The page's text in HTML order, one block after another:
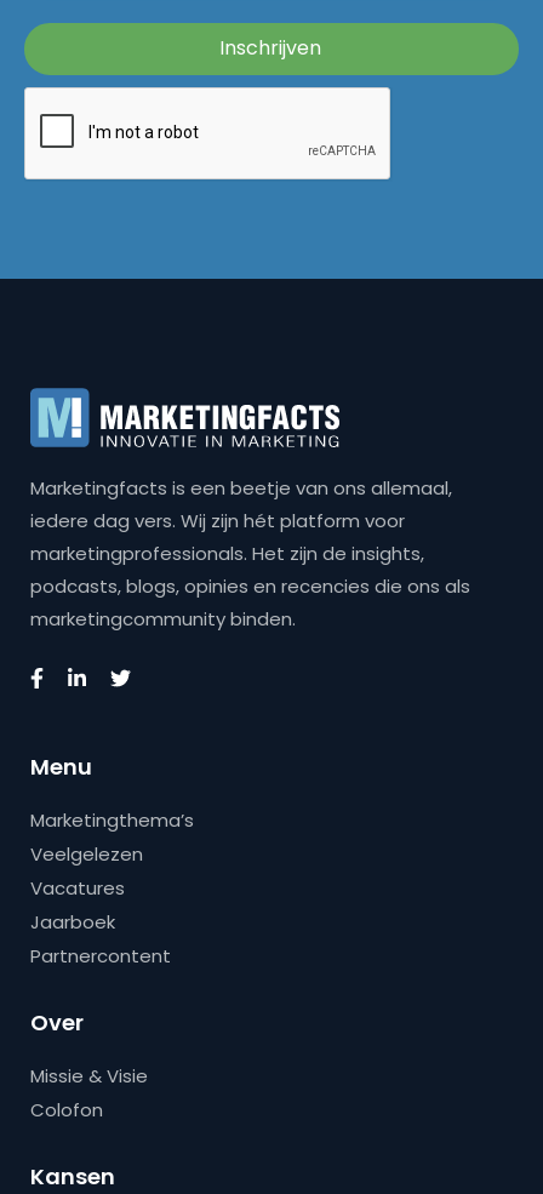
Marketingfacts is een beetje van ons allemaal,
iedere dag vers. Wij zijn hét platform voor
marketingprofessionals. Het zijn de insights,
podcasts, blogs, opinies en recencies die ons als
marketingcommunity binden.
Menu
Marketingthema’s
Veelgelezen
Vacatures
Jaarboek
Partnercontent
Over
Missie & Visie
Colofon
Kansen